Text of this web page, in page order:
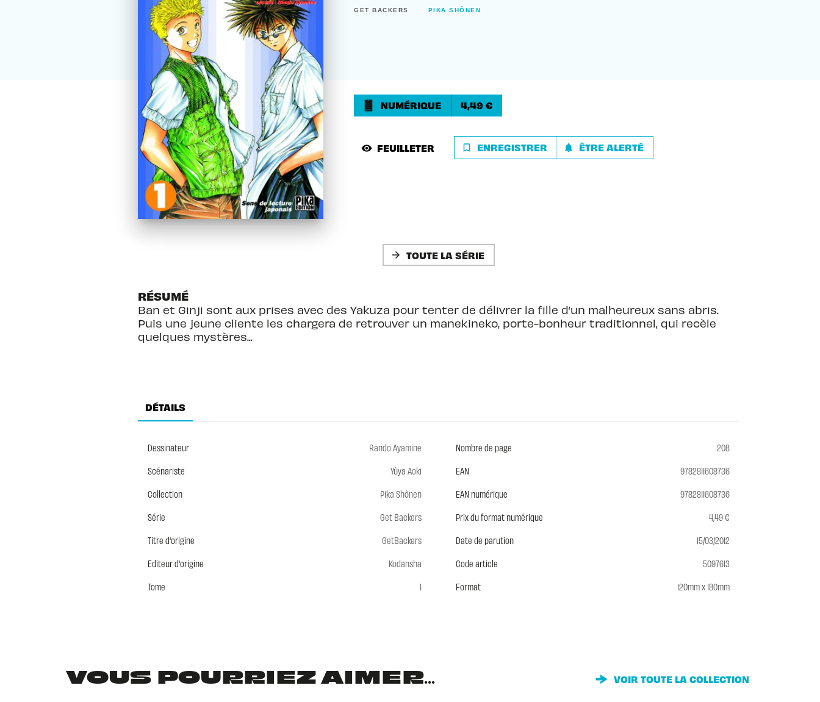
GET BACKERS PIKA SHÔNEN
NUMÉRIQUE 4,49 €
visibility FEUILLETER bookmark_border ENREGISTRER notifications ÊTRE ALERTÉ
arrow_forward TOUTE LA SÉRIE
RÉSUMÉ
Ban et Ginji sont aux prises avec des Yakuza pour tenter de délivrer la fille d’un malheureux sans abris.
Puis une jeune cliente les chargera de retrouver un manekineko, porte-bonheur traditionnel, qui recèle
quelques mystères...
DÉTAILS
Dessinateur
Rando Ayamine
Scénariste
Yûya Aoki
Collection
Pika Shônen
Série
Get Backers
Titre d'origine
GetBackers
Editeur d'origine
Kodansha
Tome
1
Nombre de page
208
EAN
9782811608736
EAN numérique
9782811608736
Prix du format numérique
4,49 €
Date de parution
15/03/2012
Code article
5097613
Format
120mm x 180mm
VOUS POURRIEZ AIMER... VOIR TOUTE LA COLLECTION